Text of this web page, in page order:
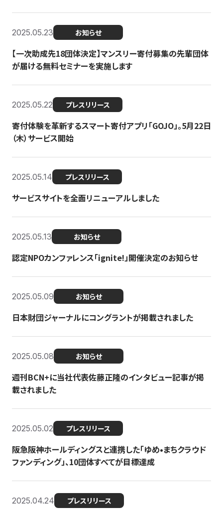
2025.05.23 お知らせ
【一次助成先18団体決定】マンスリー寄付募集の先輩団体
が届ける無料セミナーを実施します
2025.05.22 プレスリリース
寄付体験を革新するスマート寄付アプリ「GOJO」。5月22日
（木）サービス開始
2025.05.14 プレスリリース
サービスサイトを全面リニューアルしました
2025.05.13 お知らせ
認定NPOカンファレンス「ignite!」開催決定のお知らせ
2025.05.09 お知らせ
日本財団ジャーナルにコングラントが掲載されました
2025.05.08 お知らせ
週刊BCN+に当社代表佐藤正隆のインタビュー記事が掲
載されました
2025.05.02 プレスリリース
阪急阪神ホールディングスと連携した「ゆめ•まちクラウド
ファンディング」、10団体すべてが目標達成
2025.04.24 プレスリリース